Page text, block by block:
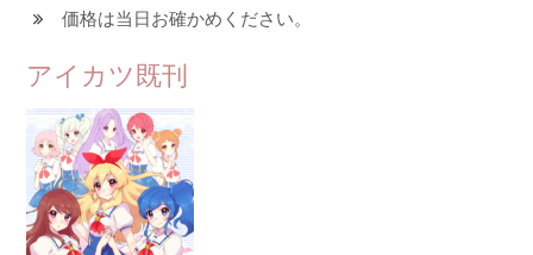
価格は当日お確かめください。
アイカツ既刊